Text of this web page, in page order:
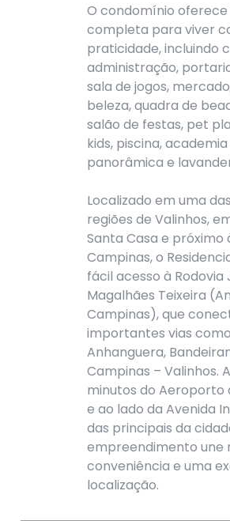
O condomínio
completa para viver
praticidade, incluindo
administração,
sala de jogos,
beleza, quadra de
salão de festas, pet
kids, piscina,
panorâmica e
Localizado em uma
regiões de Valinhos,
Santa Casa e próximo
Campinas, o
fácil acesso à Rodovia
Magalhães Teixeira
Campinas), que
importantes vias
Anhanguera,
Campinas – Valinhos.
minutos do Aeroporto
e ao lado da Avenida
das principais da
empreendimento une
conveniência e uma
localização.